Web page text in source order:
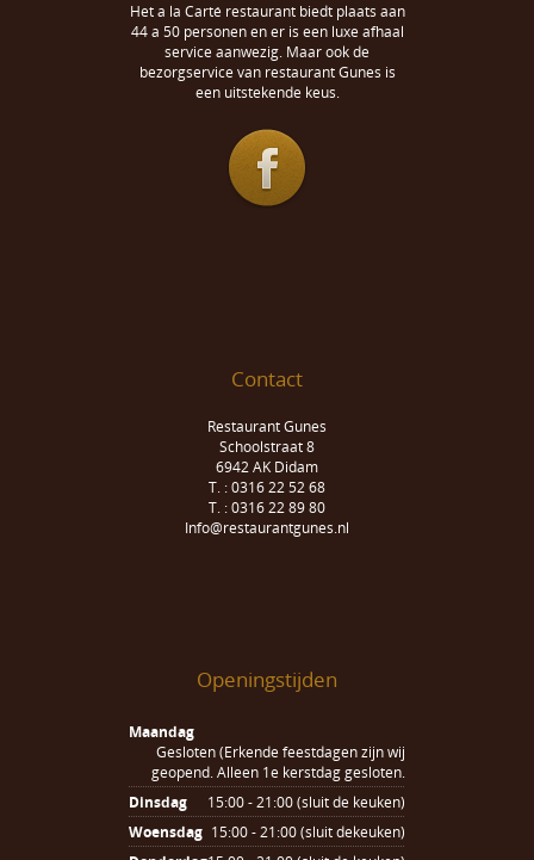
Het a la Carté restaurant biedt plaats aan
44 a 50 personen en er is een luxe afhaal
service aanwezig. Maar ook de
bezorgservice van restaurant Gunes is
een uitstekende keus.
Contact
Restaurant Gunes
Schoolstraat 8
6942 AK Didam
T. : 0316 22 52 68
T. : 0316 22 89 80
Info@restaurantgunes.nl
Openingstijden
Maandag
Gesloten (Erkende feestdagen zijn wij
geopend. Alleen 1e kerstdag gesloten.
Dinsdag
15:00 - 21:00 (sluit de keuken)
Woensdag 15:00 - 21:00 (sluit dekeuken)